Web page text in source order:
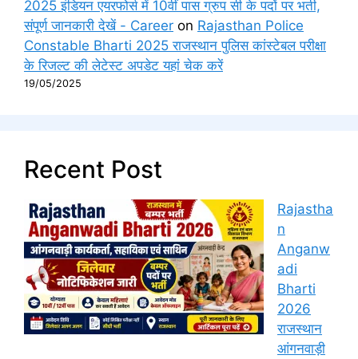
2025 इंडियन एयरफोर्स में 10वीं पास ग्रुप सी के पदों पर भर्ती,
संपूर्ण जानकारी देखें - Career on Rajasthan Police
Constable Bharti 2025 राजस्थान पुलिस कांस्टेबल परीक्षा
के रिजल्ट की लेटेस्ट अपडेट यहां चेक करें
19/05/2025
Recent Post
Rajastha
n
Anganw
adi
Bharti
2026
राजस्थान
आंगनवाड़ी